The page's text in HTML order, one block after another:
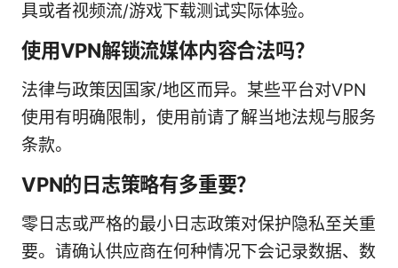
具或者视频流/游戏下载测试实际体验。
使用VPN解锁流媒体内容合法吗？
法律与政策因国家/地区而异。某些平台对VPN
使用有明确限制，使用前请了解当地法规与服务
条款。
VPN的日志策略有多重要？
零日志或严格的最小日志政策对保护隐私至关重
要。请确认供应商在何种情况下会记录数据、数